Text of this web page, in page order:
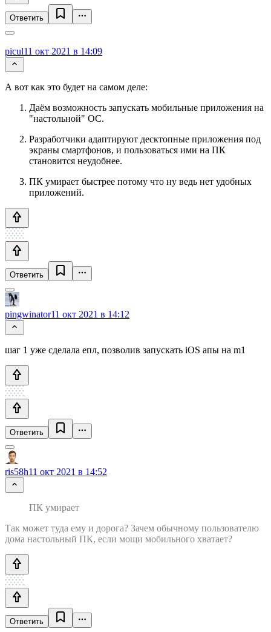
Ответить
picul11 окт 2021 в 14:09
А вот как это будет на самом деле:
Даём возможность запускать мобильные приложения на
"настольной" ОС.
Разработчики адаптируют десктопные приложения под
экраны смартфонов, и пользоваться ими на ПК
становится неудобнее.
ПК умирает быстрее потому что ну ведь нет удобных
приложений.
Ответить
pingwinator11 окт 2021 в 14:12
шаг 1 уже сделала епл, позволив запускать iOS апы на m1
Ответить
ris58h11 окт 2021 в 14:52
ПК умирает
Так может туда ему и дорога? Зачем обычному пользователю
дома настольный ПК, если мощи мобильного хватает?
Ответить